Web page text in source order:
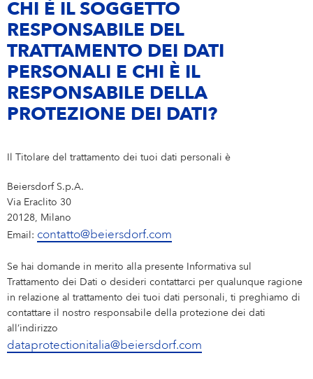
CHI È IL SOGGETTO
RESPONSABILE DEL
TRATTAMENTO DEI DATI
PERSONALI E CHI È IL
RESPONSABILE DELLA
PROTEZIONE DEI DATI?
Il Titolare del trattamento dei tuoi dati personali è
Beiersdorf S.p.A.
Via Eraclito 30
20128, Milano
Email: contatto@beiersdorf.com
Se hai domande in merito alla presente Informativa sul
Trattamento dei Dati o desideri contattarci per qualunque ragione
in relazione al trattamento dei tuoi dati personali, ti preghiamo di
contattare il nostro responsabile della protezione dei dati
all’indirizzo
dataprotectionitalia@beiersdorf.com